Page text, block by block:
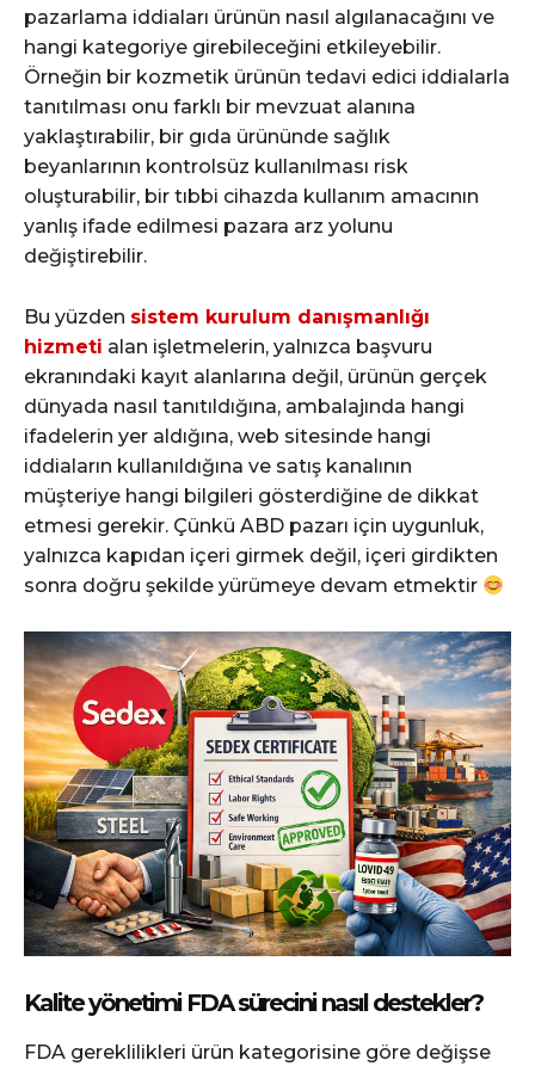
pazarlama iddiaları ürünün nasıl algılanacağını ve
hangi kategoriye girebileceğini etkileyebilir.
Örneğin bir kozmetik ürünün tedavi edici iddialarla
tanıtılması onu farklı bir mevzuat alanına
yaklaştırabilir, bir gıda ürününde sağlık
beyanlarının kontrolsüz kullanılması risk
oluşturabilir, bir tıbbi cihazda kullanım amacının
yanlış ifade edilmesi pazara arz yolunu
değiştirebilir.
Bu yüzden sistem kurulum danışmanlığı
hizmeti alan işletmelerin, yalnızca başvuru
ekranındaki kayıt alanlarına değil, ürünün gerçek
dünyada nasıl tanıtıldığına, ambalajında hangi
ifadelerin yer aldığına, web sitesinde hangi
iddiaların kullanıldığına ve satış kanalının
müşteriye hangi bilgileri gösterdiğine de dikkat
etmesi gerekir. Çünkü ABD pazarı için uygunluk,
yalnızca kapıdan içeri girmek değil, içeri girdikten
sonra doğru şekilde yürümeye devam etmektir
Kalite yönetimi FDA sürecini nasıl destekler?
FDA gereklilikleri ürün kategorisine göre değişse